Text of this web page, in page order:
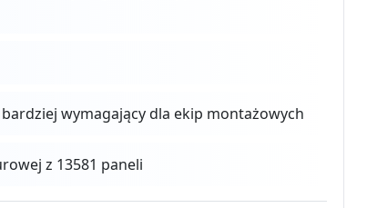
wymagający dla ekip montażowych
z 13581 paneli